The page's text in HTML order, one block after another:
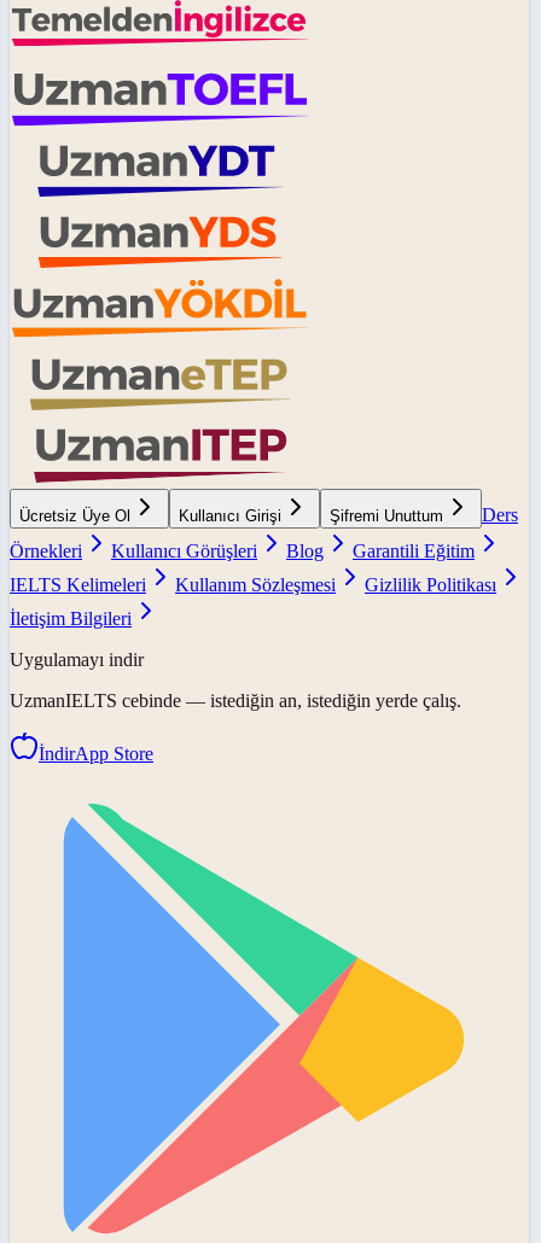
Ücretsiz Üye Ol Kullanıcı Girişi Şifremi Unuttum
Ders
Örnekleri
Kullanıcı Görüşleri Blog
Garantili Eğitim
IELTS Kelimeleri
Kullanım Sözleşmesi
Gizlilik Politikası
İletişim Bilgileri
Uygulamayı indir
UzmanIELTS cebinde — istediğin an, istediğin yerde çalış.
İndirApp Store